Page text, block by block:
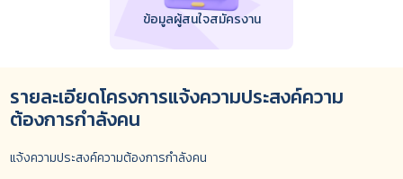
ข้อมูลผู้สนใจสมัครงาน
รายละเอียดโครงการแจ้งความประสงค์ความ
ต้องการกำลังคน
แจ้งความประสงค์ความต้องการกำลังคน